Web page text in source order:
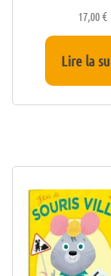
17,00€
Lire la